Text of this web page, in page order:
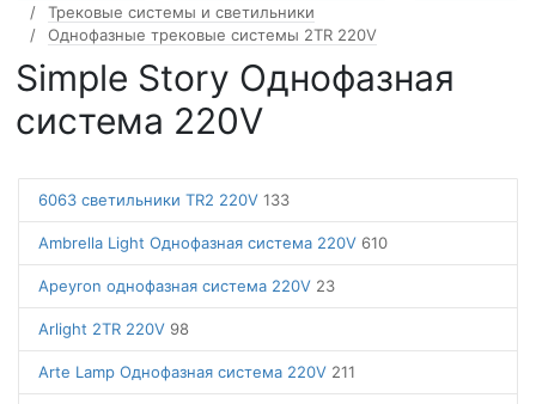
Трековые системы и светильники
Однофазные трековые системы 2TR 220V
Simple Story Однофазная
система 220V
6063 светильники TR2 220V 133
Ambrella Light Однофазная система 220V 610
Apeyron однофазная система 220V 23
Arlight 2TR 220V 98
Arte Lamp Однофазная система 220V 211